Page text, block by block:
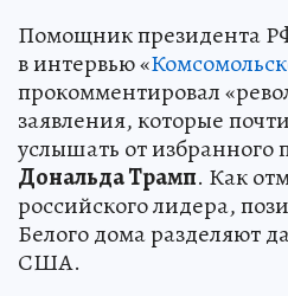
Помощник президента
в интервью «
прокомментировал
заявления, которые
услышать от
Дональда Трамп. Как
российского лидера,
Белого дома разделяют
США.